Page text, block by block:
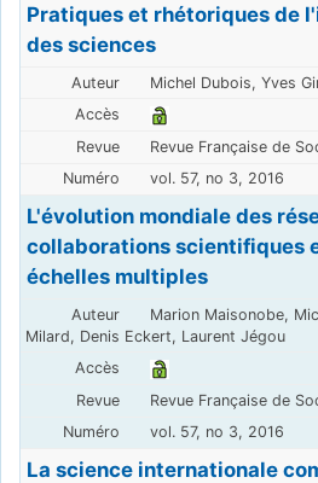
Pratiques et rhétoriques de
des sciences
Michel Dubois, Yves
Revue Française de
vol. 57, no 3, 2016
L'évolution mondiale des
collaborations scientifiques
échelles multiples
Marion Maisonobe,
Milard, Denis Eckert, Laurent Jégou
Revue Française de
vol. 57, no 3, 2016
La science internationale